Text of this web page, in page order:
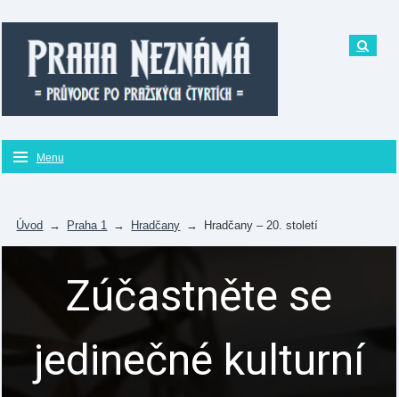
Menu
Úvod → Praha 1 → Hradčany → Hradčany – 20. století
Zúčastněte se
jedinečné kulturní